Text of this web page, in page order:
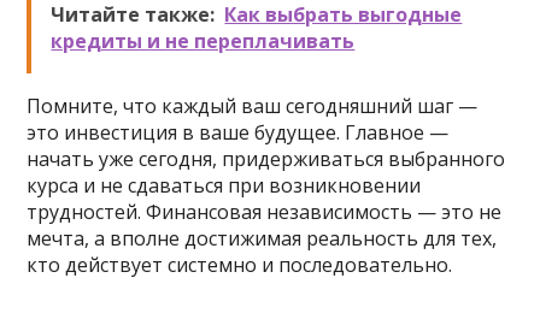
Читайте также: Как выбрать выгодные
кредиты и не переплачивать
Помните, что каждый ваш сегодняшний шаг —
это инвестиция в ваше будущее. Главное —
начать уже сегодня, придерживаться выбранного
курса и не сдаваться при возникновении
трудностей. Финансовая независимость — это не
мечта, а вполне достижимая реальность для тех,
кто действует системно и последовательно.